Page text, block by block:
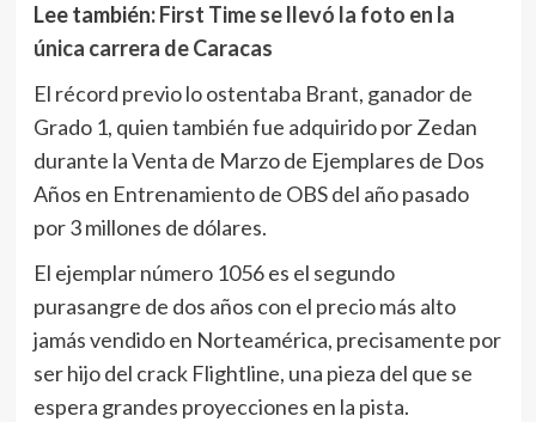
Lee también:First Time se llevó la foto en la
única carrera de Caracas
El récord previo lo ostentaba Brant, ganador de
Grado 1, quien también fue adquirido por Zedan
durante la Venta de Marzo de Ejemplares de Dos
Años en Entrenamiento de OBS del año pasado
por 3 millones de dólares.
El ejemplar número 1056 es el segundo
purasangre de dos años con el precio más alto
jamás vendido en Norteamérica, precisamente por
ser hijo del crack Flightline, una pieza del que se
espera grandes proyecciones en la pista.